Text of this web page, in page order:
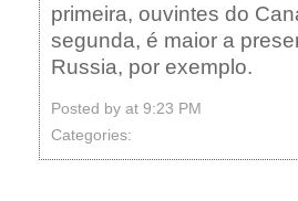
primeira, ouvintes do
segunda, é maior a
Russia, por exemplo.
Posted by at 9:23 PM
Categories: